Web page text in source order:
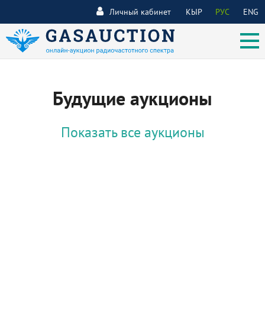
КЫР РУС ENG
Личный кабинет
Будущие аукционы
Показать все аукционы